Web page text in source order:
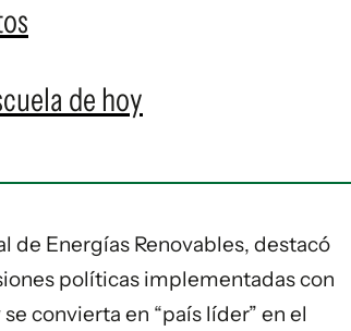
de hoy
de Energías Renovables, destacó
políticas implementadas con
convierta en “país líder” en el